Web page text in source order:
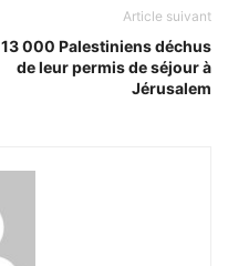
Article suivant
13 000 Palestiniens déchus
de leur permis de séjour à
Jérusalem